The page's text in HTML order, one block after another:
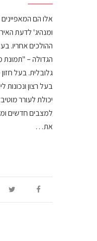
אלו הם
ומנהיג' לדעת
ההולכים אחריו.
הגדולה – "תמונת
גלובלית. בעל
בעל רצון ונכונות
יכולת לעורר
למצבים חדשים
את…